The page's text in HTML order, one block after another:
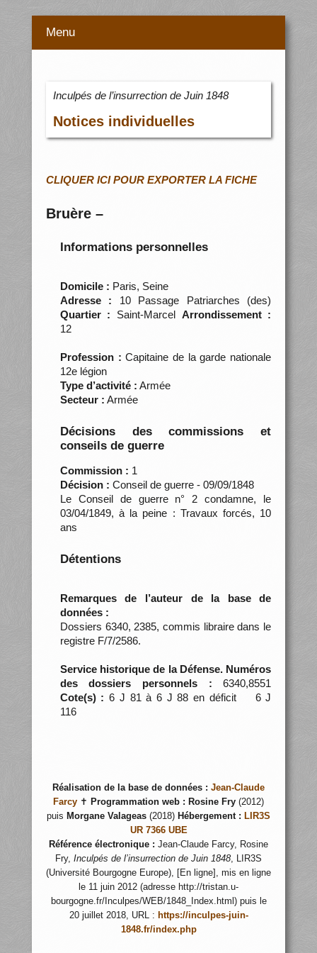
Menu
Inculpés de l’insurrection de Juin 1848
Notices individuelles
CLIQUER ICI POUR EXPORTER LA FICHE
Bruère –
Informations personnelles
Domicile : Paris, Seine
Adresse : 10 Passage Patriarches (des)
Quartier : Saint-Marcel Arrondissement :
12
Profession : Capitaine de la garde nationale
12e légion
Type d’activité : Armée
Secteur : Armée
Décisions des commissions et
conseils de guerre
Commission : 1
Décision : Conseil de guerre - 09/09/1848
Le Conseil de guerre n° 2 condamne, le
03/04/1849, à la peine : Travaux forcés, 10
ans
Détentions
Remarques de l’auteur de la base de
données :
Dossiers 6340, 2385, commis libraire dans le
registre F/7/2586.
Service historique de la Défense. Numéros
des dossiers personnels :6340,8551
Cote(s) : 6 J 81 à 6 J 88 en déficit 6 J
116
Réalisation de la base de données : Jean-Claude
Farcy ✝ Programmation web : Rosine Fry (2012)
puis Morgane Valageas (2018) Hébergement : LIR3S
UR 7366 UBE
Référence électronique : Jean-Claude Farcy, Rosine
Fry, Inculpés de l’insurrection de Juin 1848, LIR3S
(Université Bourgogne Europe), [En ligne], mis en ligne
le 11 juin 2012 (adresse http://tristan.u-
bourgogne.fr/Inculpes/WEB/1848_Index.html) puis le
20 juillet 2018, URL : https://inculpes-juin-
1848.fr/index.php